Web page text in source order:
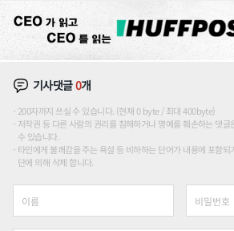
기사댓글0개
200자까지 쓰실 수 있습니다. (현재 0 byte / 최대 400byte)
저작권 등 다른 사람의 권리를 침해하거나 명예를 훼손하는 댓
수 있습니다.
타인에게 불쾌감을 주는 욕설 등 비하하는 단어가 내용에 포함
단에 의해 삭제 합니다.